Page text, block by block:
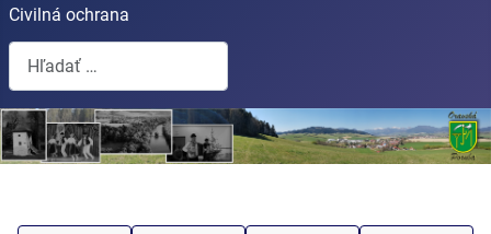
Civilná ochrana
Hľadať...